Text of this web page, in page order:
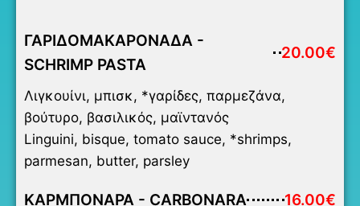
ΓΑΡΙΔΟΜΑΚΑΡΟΝΑΔΑ -
SCHRIMP PASTA
20.00€
Λιγκουίνι, μπισκ, *γαρίδες, παρμεζάνα,
βούτυρο, βασιλικός, μαϊντανός
Linguini, bisque, tomato sauce, *shrimps,
parmesan, butter, parsley
ΚΑΡΜΠΟΝΑΡΑ - CARBONARA 16.00€